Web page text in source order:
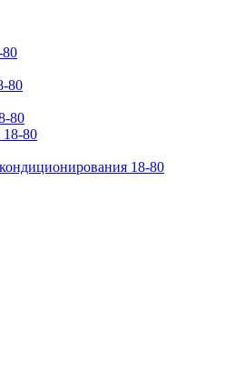
80
80
80
18-80
18-80